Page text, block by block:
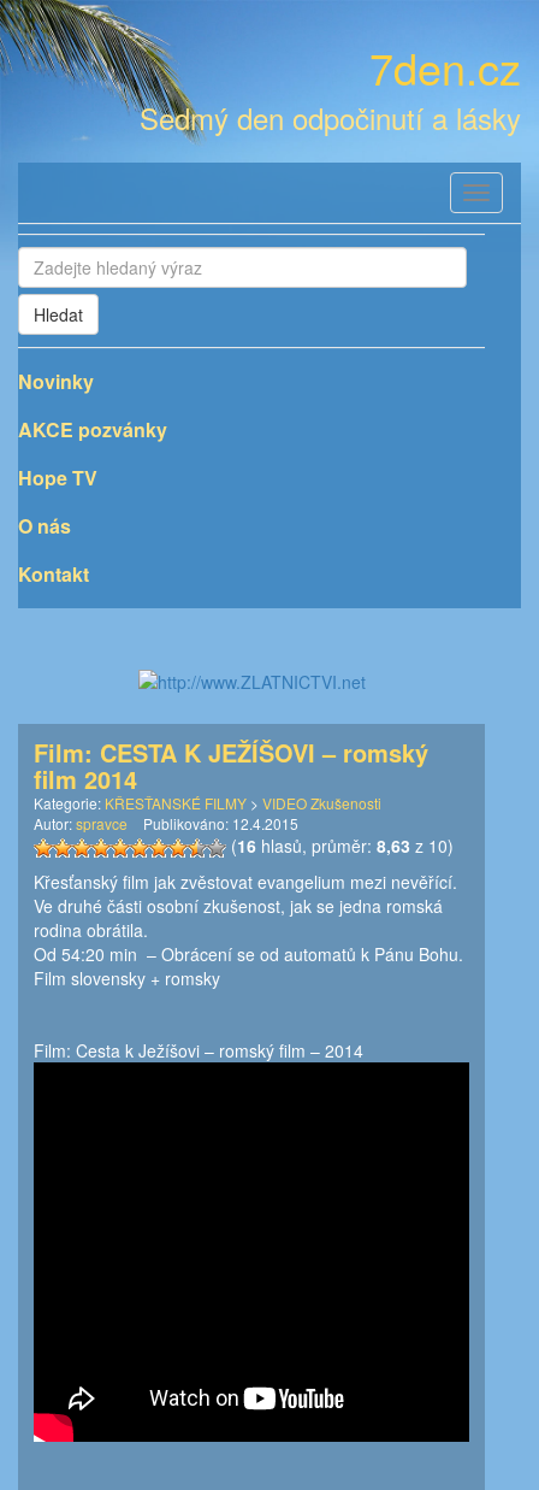
7den.cz
Sedmý den odpočinutí a lásky
Toggle
Hledat
Novinky
AKCE pozvánky
Hope TV
O nás
Kontakt
Film: CESTA K JEŽÍŠOVI – romský
film 2014
Kategorie: KŘESŤANSKÉ FILMY > VIDEO Zkušenosti
Autor:spravce Publikováno: 12.4.2015
(16 hlasů, průměr: 8,63 z 10)
Křesťanský film jak zvěstovat evangelium mezi nevěřící.
Ve druhé části osobní zkušenost, jak se jedna romská
rodina obrátila.
Od 54:20 min – Obrácení se od automatů k Pánu Bohu.
Film slovensky + romsky
Film: Cesta k Ježíšovi – romský film – 2014